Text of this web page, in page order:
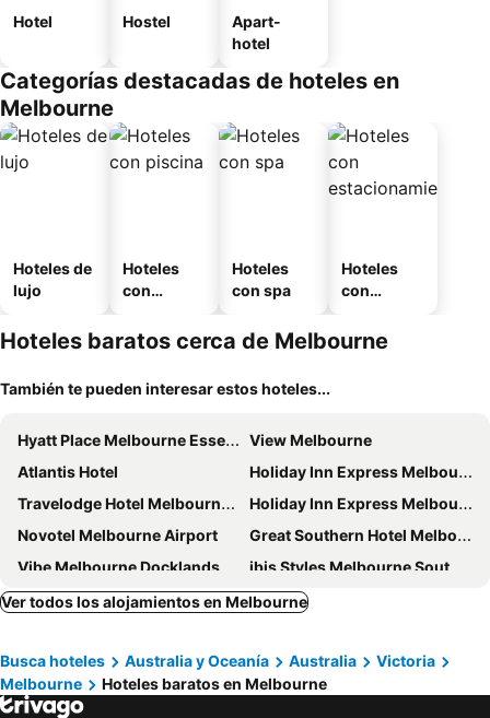
Hotel Hostel
Apart-
hotel
Categorías destacadas de hoteles en
Melbourne
Hoteles de
lujo
Hoteles
con
Hoteles
con spa
Hoteles
con
miento
Hoteles baratos cerca de Melbourne
También te pueden interesar estos hoteles...
Hyatt Place Melbourne Essendon Fields
View Melbourne
Atlantis Hotel
Holiday Inn Express Melbourne Little Collins By Ihg
Travelodge Hotel Melbourne Docklands
Holiday Inn Express Melbourne Southbank By Ihg
Novotel Melbourne Airport
Great Southern Hotel Melbourne
Vibe Melbourne Docklands
ibis Styles Melbourne Southbank
Holiday Inn Melbourne Airport By Ihg
Bounce Melbourne
Crowne Plaza Melbourne By Ihg
Melbourne City Apartment Hotel
Novotel Melbourne on Collins Rendezvous Hotel Melbourne
Ver todos los alojamientos en Melbourne
Busca hoteles Australia y Oceanía Australia
Victoria
Melbourne
Hoteles baratos en Melbourne